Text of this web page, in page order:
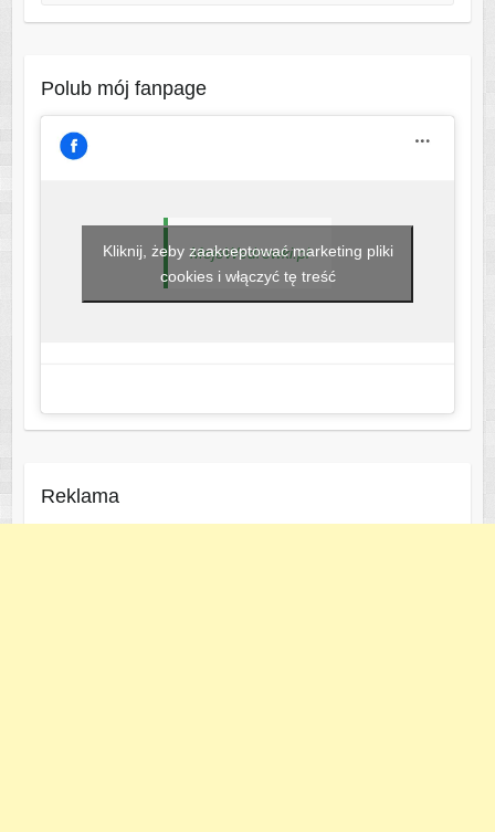
Polub mój fanpage
MojeWedrowki.pl
Kliknij, żeby zaakceptować marketing pliki
cookies i włączyć tę treść
Reklama